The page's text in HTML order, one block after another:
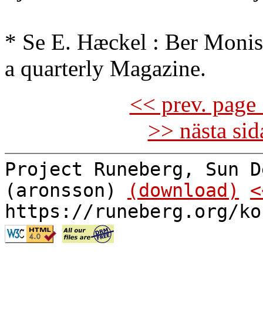
* Se E. Hæckel : Ber
a quarterly Magazine.
<< prev.
>> nästa
Project Runeberg, Sun
(aronsson)
(download)
https://runeberg.org/